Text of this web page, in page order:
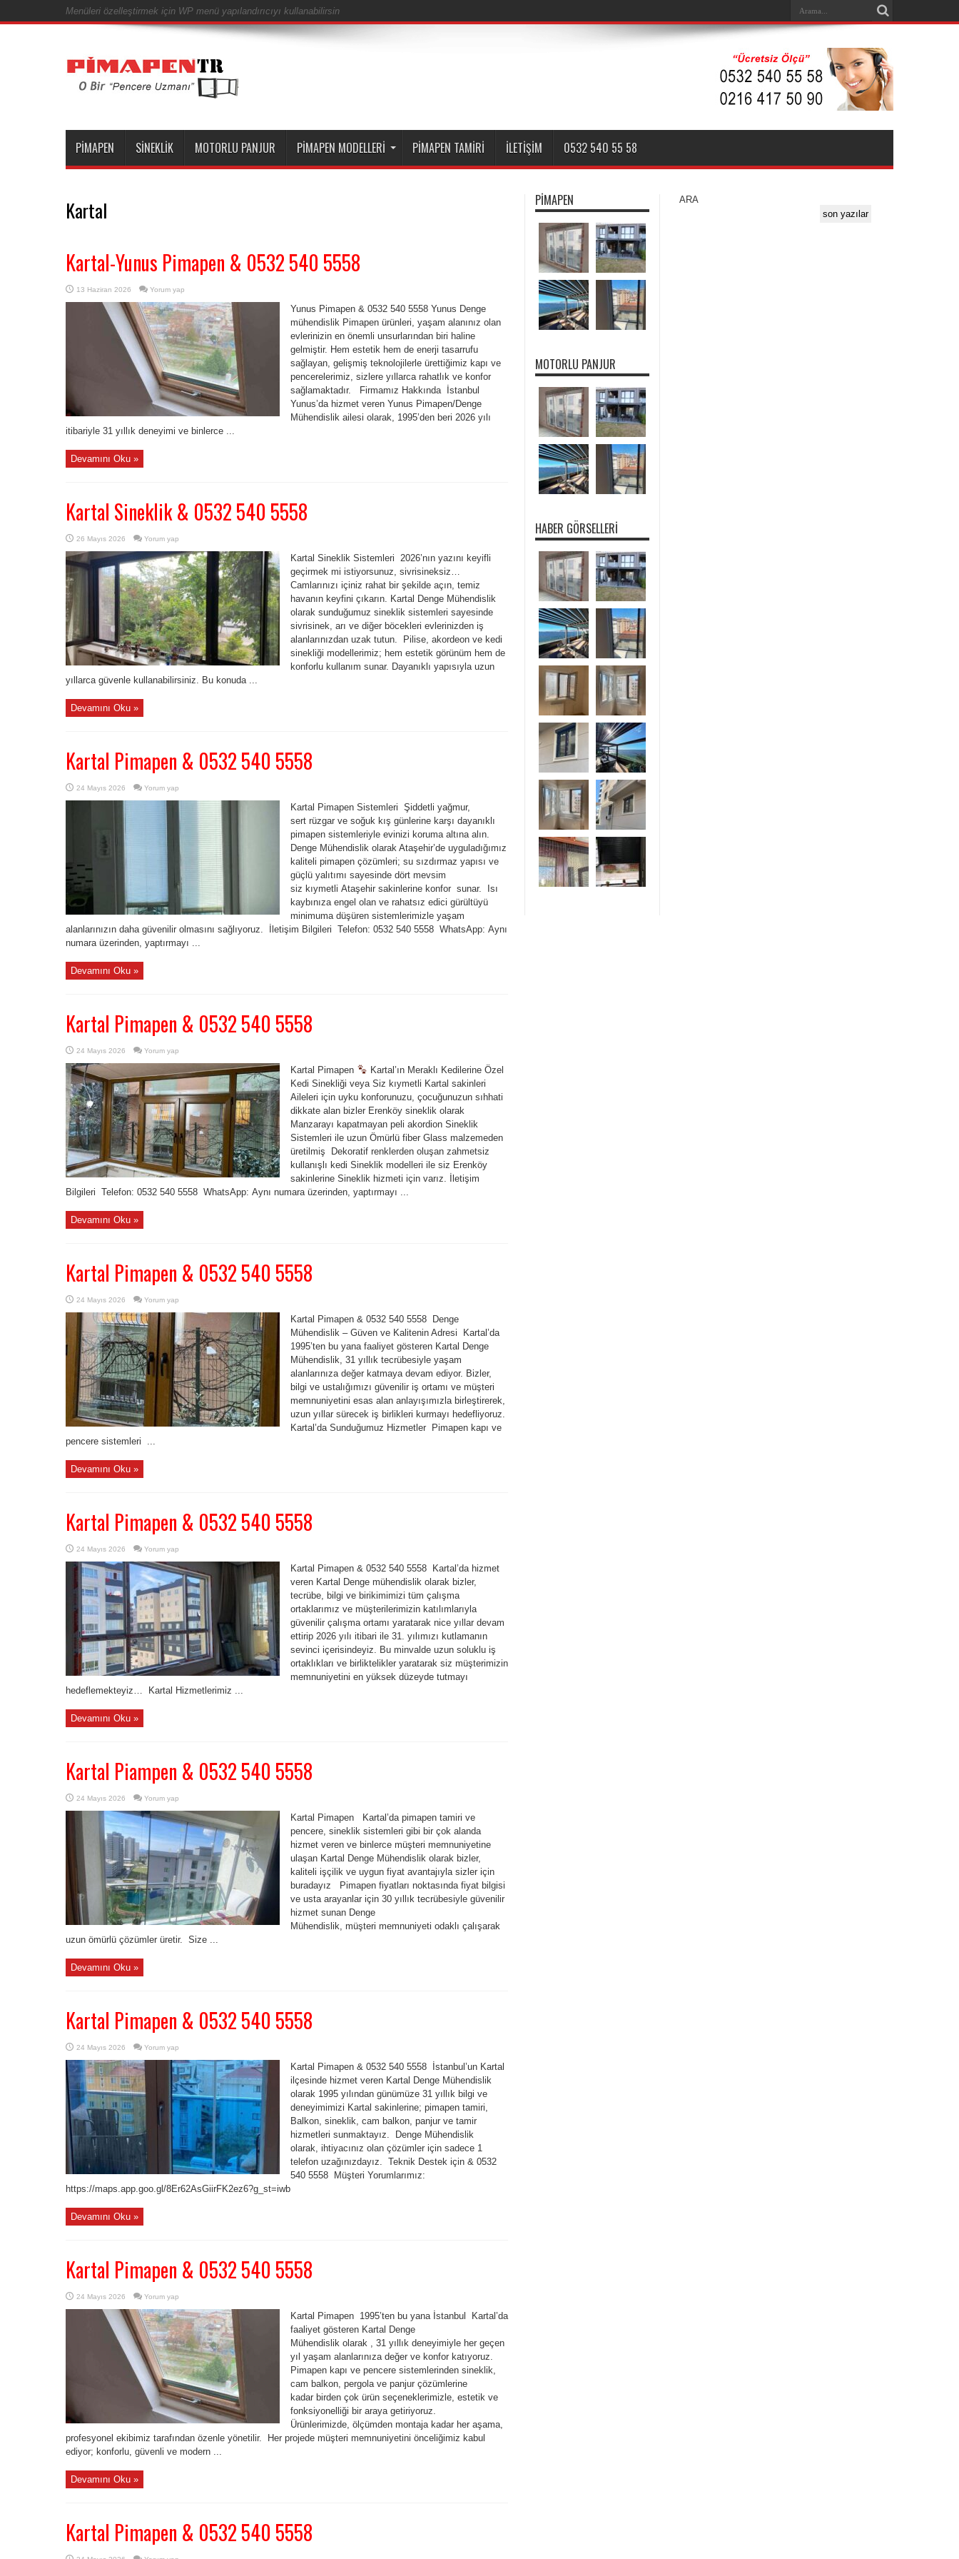
Menüleri özelleştirmek için WP menü yapılandırıcıyı kullanabilirsin
PIMAPEN SINEKLIK MOTORLU PANJUR PIMAPEN MODELLERI PIMAPEN TAMIRI İLETIŞIM 0532 540 55 58
Kartal
Kartal-Yunus Pimapen & 0532 540 5558
13 Haziran 2026 Yorum yap
Yunus Pimapen & 0532 540 5558 Yunus Denge
mühendislik Pimapen ürünleri, yaşam alanınız olan
evlerinizin en önemli unsurlarından biri haline
gelmiştir. Hem estetik hem de enerji tasarrufu
sağlayan, gelişmiş teknolojilerle ürettiğimiz kapı ve
pencerelerimiz, sizlere yıllarca rahatlık ve konfor
sağlamaktadır. Firmamız Hakkında İstanbul
Yunus’da hizmet veren Yunus Pimapen/Denge
Mühendislik ailesi olarak, 1995’den beri 2026 yılı
itibariyle 31 yıllık deneyimi ve binlerce ...
Devamını Oku »
Kartal Sineklik & 0532 540 5558
26 Mayıs 2026 Yorum yap
Kartal Sineklik Sistemleri 2026’nın yazını keyifli
geçirmek mi istiyorsunuz, sivrisineksiz…
Camlarınızı içiniz rahat bir şekilde açın, temiz
havanın keyfini çıkarın. Kartal Denge Mühendislik
olarak sunduğumuz sineklik sistemleri sayesinde
sivrisinek, arı ve diğer böcekleri evlerinizden iş
alanlarınızdan uzak tutun. Pilise, akordeon ve kedi
sinekliği modellerimiz; hem estetik görünüm hem de
konforlu kullanım sunar. Dayanıklı yapısıyla uzun
yıllarca güvenle kullanabilirsiniz. Bu konuda ...
Devamını Oku »
Kartal Pimapen & 0532 540 5558
24 Mayıs 2026 Yorum yap
Kartal Pimapen Sistemleri Şiddetli yağmur,
sert rüzgar ve soğuk kış günlerine karşı dayanıklı
pimapen sistemleriyle evinizi koruma altına alın.
Denge Mühendislik olarak Ataşehir’de uyguladığımız
kaliteli pimapen çözümleri; su sızdırmaz yapısı ve
güçlü yalıtımı sayesinde dört mevsim
siz kıymetli Ataşehir sakinlerine konfor sunar. Isı
kaybınıza engel olan ve rahatsız edici gürültüyü
minimuma düşüren sistemlerimizle yaşam
alanlarınızın daha güvenilir olmasını sağlıyoruz. İletişim Bilgileri Telefon: 0532 540 5558 WhatsApp: Aynı
numara üzerinden, yaptırmayı ...
Devamını Oku »
Kartal Pimapen & 0532 540 5558
24 Mayıs 2026 Yorum yap
Kartal Pimapen
Kartal’ın Meraklı Kedilerine Özel
Kedi Sinekliği veya Siz kıymetli Kartal sakinleri
Aileleri için uyku konforunuzu, çocuğunuzun sıhhati
dikkate alan bizler Erenköy sineklik olarak
Manzarayı kapatmayan peli akordion Sineklik
Sistemleri ile uzun Ömürlü fiber Glass malzemeden
üretilmiş Dekoratif renklerden oluşan zahmetsiz
kullanışlı kedi Sineklik modelleri ile siz Erenköy
sakinlerine Sineklik hizmeti için varız. İletişim
Bilgileri Telefon: 0532 540 5558 WhatsApp: Aynı numara üzerinden, yaptırmayı ...
Devamını Oku »
Kartal Pimapen & 0532 540 5558
24 Mayıs 2026 Yorum yap
Kartal Pimapen & 0532 540 5558 Denge
Mühendislik – Güven ve Kalitenin Adresi Kartal’da
1995’ten bu yana faaliyet gösteren Kartal Denge
Mühendislik, 31 yıllık tecrübesiyle yaşam
alanlarınıza değer katmaya devam ediyor. Bizler,
bilgi ve ustalığımızı güvenilir iş ortamı ve müşteri
memnuniyetini esas alan anlayışımızla birleştirerek,
uzun yıllar sürecek iş birlikleri kurmayı hedefliyoruz.
Kartal’da Sunduğumuz Hizmetler Pimapen kapı ve
pencere sistemleri ...
Devamını Oku »
Kartal Pimapen & 0532 540 5558
24 Mayıs 2026 Yorum yap
Kartal Pimapen & 0532 540 5558 Kartal’da hizmet
veren Kartal Denge mühendislik olarak bizler,
tecrübe, bilgi ve birikimimizi tüm çalışma
ortaklarımız ve müşterilerimizin katılımlarıyla
güvenilir çalışma ortamı yaratarak nice yıllar devam
ettirip 2026 yılı itibari ile 31. yılımızı kutlamanın
sevinci içerisindeyiz. Bu minvalde uzun soluklu iş
ortaklıkları ve birliktelikler yaratarak siz müşterimizin
memnuniyetini en yüksek düzeyde tutmayı
hedeflemekteyiz… Kartal Hizmetlerimiz ...
Devamını Oku »
Kartal Piampen & 0532 540 5558
24 Mayıs 2026 Yorum yap
Kartal Pimapen Kartal’da pimapen tamiri ve
pencere, sineklik sistemleri gibi bir çok alanda
hizmet veren ve binlerce müşteri memnuniyetine
ulaşan Kartal Denge Mühendislik olarak bizler,
kaliteli işçilik ve uygun fiyat avantajıyla sizler için
buradayız Pimapen fiyatları noktasında fiyat bilgisi
ve usta arayanlar için 30 yıllık tecrübesiyle güvenilir
hizmet sunan Denge
Mühendislik, müşteri memnuniyeti odaklı çalışarak
uzun ömürlü çözümler üretir. Size ...
Devamını Oku »
Kartal Pimapen & 0532 540 5558
24 Mayıs 2026 Yorum yap
Kartal Pimapen & 0532 540 5558 İstanbul’un Kartal
ilçesinde hizmet veren Kartal Denge Mühendislik
olarak 1995 yılından günümüze 31 yıllık bilgi ve
deneyimimizi Kartal sakinlerine; pimapen tamiri,
Balkon, sineklik, cam balkon, panjur ve tamir
hizmetleri sunmaktayız. Denge Mühendislik
olarak, ihtiyacınız olan çözümler için sadece 1
telefon uzağınızdayız. Teknik Destek için & 0532
540 5558 Müşteri Yorumlarımız:
https://maps.app.goo.gl/8Er62AsGiirFK2ez6?g_st=iwb
Devamını Oku »
Kartal Pimapen & 0532 540 5558
24 Mayıs 2026 Yorum yap
Kartal Pimapen 1995’ten bu yana İstanbul Kartal’da
faaliyet gösteren Kartal Denge
Mühendislik olarak , 31 yıllık deneyimiyle her geçen
yıl yaşam alanlarınıza değer ve konfor katıyoruz.
Pimapen kapı ve pencere sistemlerinden sineklik,
cam balkon, pergola ve panjur çözümlerine
kadar birden çok ürün seçeneklerimizle, estetik ve
fonksiyonelliği bir araya getiriyoruz.
Ürünlerimizde, ölçümden montaja kadar her aşama,
profesyonel ekibimiz tarafından özenle yönetilir. Her projede müşteri memnuniyetini önceliğimiz kabul
ediyor; konforlu, güvenli ve modern ...
Devamını Oku »
Kartal Pimapen & 0532 540 5558
PIMAPEN
MOTORLU PANJUR
HABER GÖRSELLERI
ARA
son yazılar